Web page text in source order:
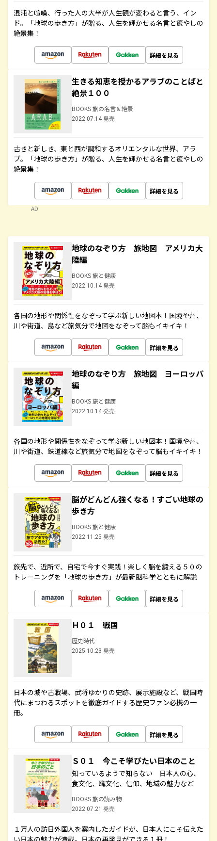
混沌と喧噪、行った人の大半が人生観が変わると言う、イン
ド。「地球の歩き方」が贈る、人生を輝かせる名言と癒やしの
絶景集！
詳細を見る
生きる知恵を授かるアラブのことばと
絶景１００
BOOKS 旅の名言＆絶景
2022.07.14 発売
古きと新しき、東と西が調和するオリエンタルな世界、アラ
ブ。「地球の歩き方」が贈る、人生を輝かせる名言と癒やしの
絶景集！
詳細を見る
AD
地球のなぞり方 旅地図 アメリカ大
陸編
BOOKS 旅と健康
2022.10.14 発売
各国の地形や関係性をなぞって学ぶ新しい地図本！国境や州、
川や街道、島など旅気分で地図をなぞって脳もイキイキ！
詳細を見る
地球のなぞり方 旅地図 ヨーロッパ
編
BOOKS 旅と健康
2022.10.14 発売
各国の地形や関係性をなぞって学ぶ新しい地図本！国境や州、
川や街道、鉄道線など旅気分で地図をなぞって脳もイキイキ！
詳細を見る
脳がどんどん強くなる！すごい地球の
歩き方
BOOKS 旅と健康
2022.11.25 発売
旅先で、近所で、自宅で今すぐ実践！楽しく脳を鍛える５０の
トレーニングを「地球の歩き方」が最新脳科学とともに解説
詳細を見る
Ｈ０１ 戦国
歴史時代
2025.10.23 発売
日本の城や古戦場、武将ゆかりの史跡、展示施設など、戦国時
代にまつわるスポットを徹底ガイドする歴史ファン必携の一
冊。
詳細を見る
Ｓ０１ 今こそ学びたい日本のこと
知っているようで知らない 日本人の心、
食文化、職文化、信仰、地域の魅力など
BOOKS 旅の読み物
2022.07.21 発売
１万人の訪日外国人を案内したガイドが、日本人にこそ伝えた
い日本の魅力が満載。日本の再発見ができる１冊！